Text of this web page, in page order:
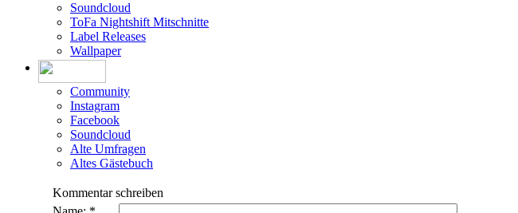
Soundcloud
ToFa Nightshift Mitschnitte
Label Releases
Wallpaper
Community
Instagram
Facebook
Soundcloud
Alte Umfragen
Altes Gästebuch
Kommentar schreiben